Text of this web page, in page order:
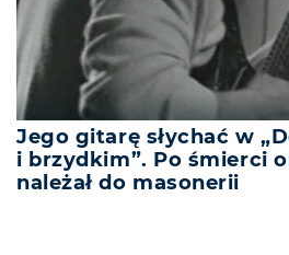
Jego gitarę słychać w
i brzydkim”. Po śmierci
należał do masonerii